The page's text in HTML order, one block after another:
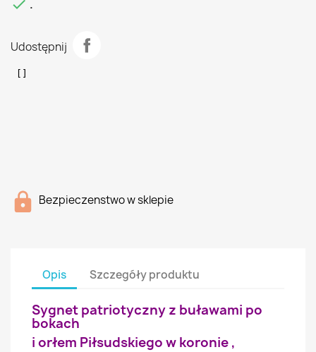
 .
Udostępnij
Bezpieczenstwo w sklepie
Opis Szczegóły produktu
Sygnet patriotyczny z buławami po
bokach
i orłem Piłsudskiego w koronie ,